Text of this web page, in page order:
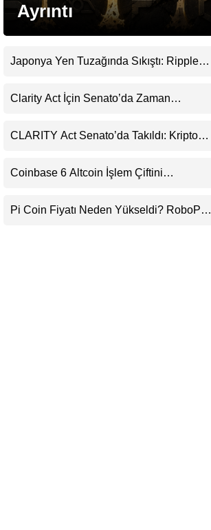
Ayrıntı
Japonya Yen Tuzağında Sıkıştı: Ripple
Clarity Act İçin Senato’da Zaman
CLARITY Act Senato’da Takıldı: Kripto
Coinbase 6 Altcoin İşlem Çiftini
Pi Coin Fiyatı Neden Yükseldi? RoboPay